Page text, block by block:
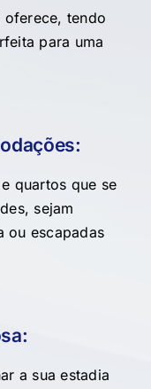
oferece, tendo
para uma
quartos que se
sejam
ou escapadas
a sua estadia